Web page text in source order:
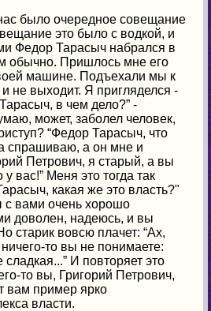
было очередное совещание
это было с водкой, и
Федор Тарасыч набрался в
обычно. Пришлось мне его
машине. Подъехали мы к
не выходит. Я пригляделся -
в чем дело?” -
может, заболел человек,
“Федор Тарасыч, что
спрашиваю, а он мне и
Петрович, я старый, а вы
вас!” Меня это тогда так
какая же это власть?"
вами очень хорошо
доволен, надеюсь, и вы
старик вовсю плачет: “Ах,
то вы не понимаете:
И повторяет это
то вы, Григорий Петрович,
вам пример ярко
власти.